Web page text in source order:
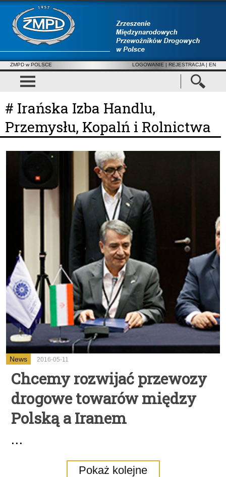
ZMPD w POLSCE LOGOWANIE | REJESTRACJA | EN
# Irańska Izba Handlu,
Przemysłu, Kopalń i Rolnictwa
News 2016-05-11
Chcemy rozwijać przewozy
drogowe towarów między
Polską a Iranem
...
Pokaż kolejne